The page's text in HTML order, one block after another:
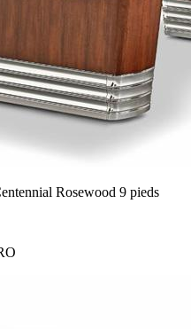
Rosewood 9 pieds